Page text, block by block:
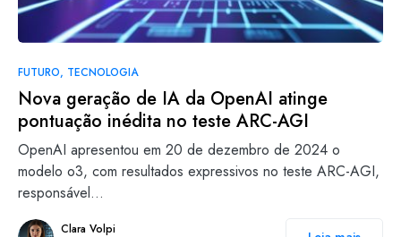
FUTURO TECNOLOGIA
Nova geração de IA da OpenAI atinge
pontuação inédita no teste ARC-AGI
OpenAI apresentou em 20 de dezembro de 2024 o
modelo o3, com resultados expressivos no teste ARC-AGI,
responsável…
Clara Volpi